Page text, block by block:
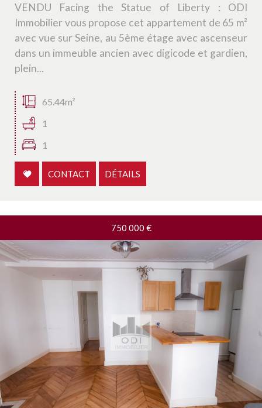
VENDU Facing the Statue of Liberty : ODI
Immobilier vous propose cet appartement de 65 m²
avec vue sur Seine, au 5ème étage avec ascenseur
dans un immeuble ancien avec digicode et gardien,
plein...
65.44m²
1
1
CONTACT DÉTAILS
750 000 €